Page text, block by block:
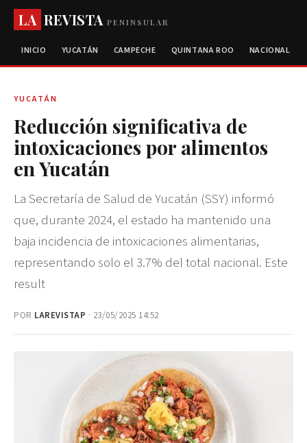
LA REVISTAPENINSULAR
INICIO YUCATÁN CAMPECHE QUINTANA ROO NACIONAL
YUCATÁN
Reducción significativa de
intoxicaciones por alimentos
en Yucatán
La Secretaría de Salud de Yucatán (SSY) informó
que, durante 2024, el estado ha mantenido una
baja incidencia de intoxicaciones alimentarias,
representando solo el 3.7% del total nacional. Este
result
POR LAREVISTAP · 23/05/2025 14:52